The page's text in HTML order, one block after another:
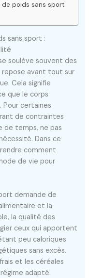
poids sans sport
sans sport :
soulève souvent des
avant tout sur
Cela signifie
que le corps
Pour certaines
de contraintes
de temps, ne pas
Dans ce
comment
de vie pour
demande de
et la
la qualité des
ceux qui apportent
peu caloriques
sans excès.
et les céréales
adapté.